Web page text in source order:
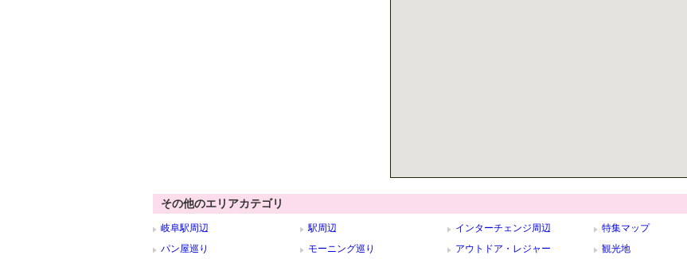
その他のエリアカテゴリ
岐阜駅周辺 駅周辺 インターチェンジ周辺
特集マップ
パン屋巡り
モーニング巡り アウトドア・レジャー
観光地